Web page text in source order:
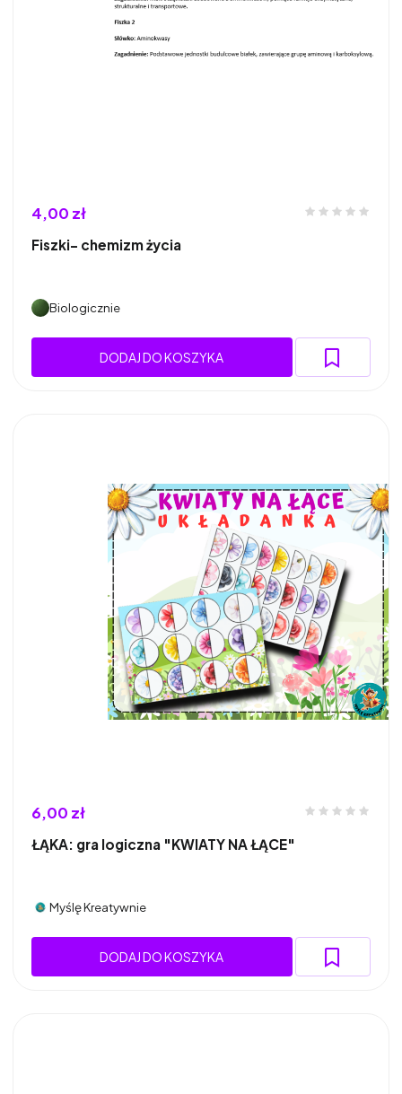
4,00 zł
Fiszki- chemizm życia
Biologicznie
DODAJ DO KOSZYKA
6,00 zł
ŁĄKA: gra logiczna "KWIATY NA ŁĄCE"
Myślę Kreatywnie
DODAJ DO KOSZYKA